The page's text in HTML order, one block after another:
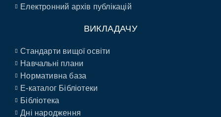
Електронний архів публікацій
ВИКЛАДАЧУ
Стандарти вищої освіти
Навчальні плани
Нормативна база
E-каталог Бібліотеки
Бібліотека
Дні народження